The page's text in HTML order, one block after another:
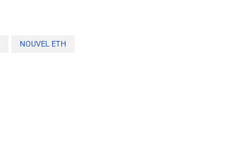
NOUVEL ETH